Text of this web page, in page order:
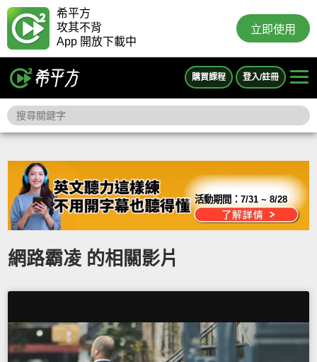
希平方
攻其不背
App 開放下載中
立即使用
購買課程 登入/註冊
活動期間：7/31 ~ 8/28
網路霸凌 的相關影片